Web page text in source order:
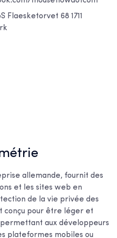
Flaesketorvet 68 1711
allemande, fournit des
et les sites web en
de la vie privée des
conçu pour être léger et
aux développeurs
plateformes mobiles ou